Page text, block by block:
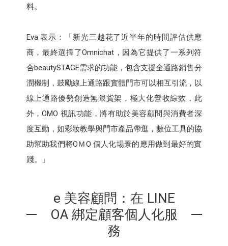
料。
Eva 表示：「新光三越花了近半年的時間評估供應
商，最終選擇了Omnichat，因為它提供了一系列符
合beautySTAGE需求的功能，包含支援全通路銷售分
潤機制，鼓勵線上通路跟實體門市可以相互引流，以
線上通路優勢創造無限貨架，極大化營收綜效，此
外，OMO 視訊功能，將有助於美容顧問與消費者深
度互動，如彩妝教學與門市產品帶逛，數位工具的協
助幫助我們將OＭO 個人化場景的應用做到最好的實
踐。」
e 美容顧問：在 LINE
OA 綁定顧客個人化服
務